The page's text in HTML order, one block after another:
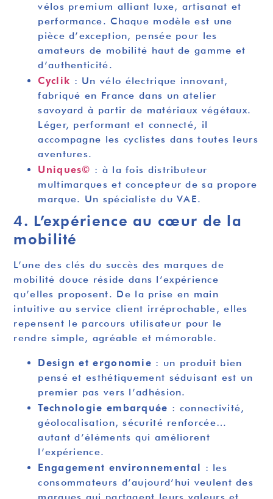
vélos premium alliant luxe, artisanat et
performance. Chaque modèle est une
pièce d’exception, pensée pour les
amateurs de mobilité haut de gamme et
d’authenticité.
Cyclik : Un vélo électrique innovant,
fabriqué en France dans un atelier
savoyard à partir de matériaux végétaux.
Léger, performant et connecté, il
accompagne les cyclistes dans toutes leurs
aventures.
Uniques© : à la fois distributeur
multimarques et concepteur de sa propore
marque. Un spécialiste du VAE.
4. L’expérience au cœur de la
mobilité
L’une des clés du succès des marques de
mobilité douce réside dans l’expérience
qu’elles proposent. De la prise en main
intuitive au service client irréprochable, elles
repensent le parcours utilisateur pour le
rendre simple, agréable et mémorable.
Design et ergonomie : un produit bien
pensé et esthétiquement séduisant est un
premier pas vers l’adhésion.
Technologie embarquée : connectivité,
géolocalisation, sécurité renforcée…
autant d’éléments qui améliorent
l’expérience.
Engagement environnemental : les
consommateurs d’aujourd’hui veulent des
marques qui partagent leurs valeurs et